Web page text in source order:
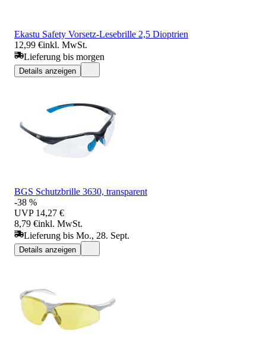
Ekastu Safety Vorsetz-Lesebrille 2,5 Dioptrien
12,99 €inkl. MwSt.
Lieferung bis morgen
Details anzeigen
BGS Schutzbrille 3630, transparent
-38 %
UVP 14,27 €
8,79 €inkl. MwSt.
Lieferung bis Mo., 28. Sept.
Details anzeigen